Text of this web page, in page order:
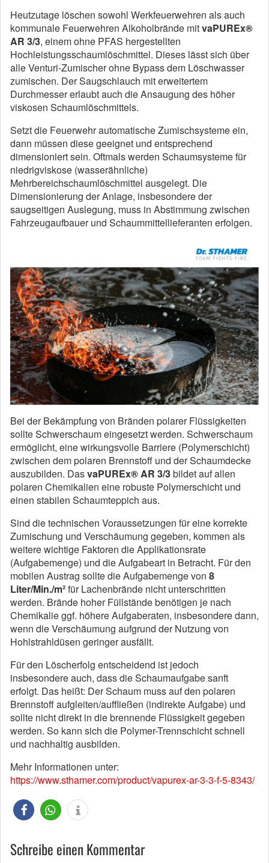
Heutzutage löschen sowohl Werkfeuerwehren als auch
kommunale Feuerwehren Alkoholbrände mitvaPUREx®
AR 3/3, einem ohne PFAS hergestellten
Hochleistungsschaumlöschmittel. Dieses lässt sich über
alle Venturi-Zumischer ohne Bypass dem Löschwasser
zumischen. Der Saugschlauch mit erweitertem
Durchmesser erlaubt auch die Ansaugung des höher
viskosen Schaumlöschmittels.
Setzt die Feuerwehr automatische Zumischsysteme ein,
dann müssen diese geeignet und entsprechend
dimensioniert sein. Oftmals werden Schaumsysteme für
niedrigviskose (wasserähnliche)
Mehrbereichschaumlöschmittel ausgelegt. Die
Dimensionierung der Anlage, insbesondere der
saugseitigen Auslegung, muss in Abstimmung zwischen
Fahrzeugaufbauer und Schaummittellieferanten erfolgen.
Bei der Bekämpfung von Bränden polarer Flüssigkeiten
sollte Schwerschaum eingesetzt werden. Schwerschaum
ermöglicht, eine wirkungsvolle Barriere (Polymerschicht)
zwischen dem polaren Brennstoff und der Schaumdecke
auszubilden. DasvaPUREx® AR 3/3bildet auf allen
polaren Chemikalien eine robuste Polymerschicht und
einen stabilen Schaumteppich aus.
Sind die technischen Voraussetzungen für eine korrekte
Zumischung und Verschäumung gegeben, kommen als
weitere wichtige Faktoren die Applikationsrate
(Aufgabemenge) und die Aufgabeart in Betracht. Für den
mobilen Austrag sollte die Aufgabemenge von 8
Liter/Min./m²für Lachenbrände nicht unterschritten
werden. Brände hoher Füllstände benötigen je nach
Chemikalie ggf. höhere Aufgaberaten, insbesondere dann,
wenn die Verschäumung aufgrund der Nutzung von
Hohlstrahldüsen geringer ausfällt.
Für den Löscherfolg entscheidend ist jedoch
insbesondere auch, dass die Schaumaufgabe sanft
erfolgt. Das heißt: Der Schaum muss auf den polaren
Brennstoff aufgleiten/auffließen (indirekte Aufgabe) und
sollte nicht direkt in die brennende Flüssigkeit gegeben
werden. So kann sich die Polymer-Trennschicht schnell
und nachhaltig ausbilden.
Mehr Informationen unter:
https://www.sthamer.com/product/vapurex-ar-3-3-f-5-8343/
Schreibe einen Kommentar